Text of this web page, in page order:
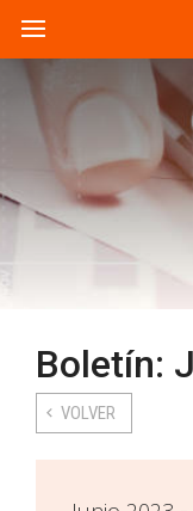
Boletín:
VOLVER